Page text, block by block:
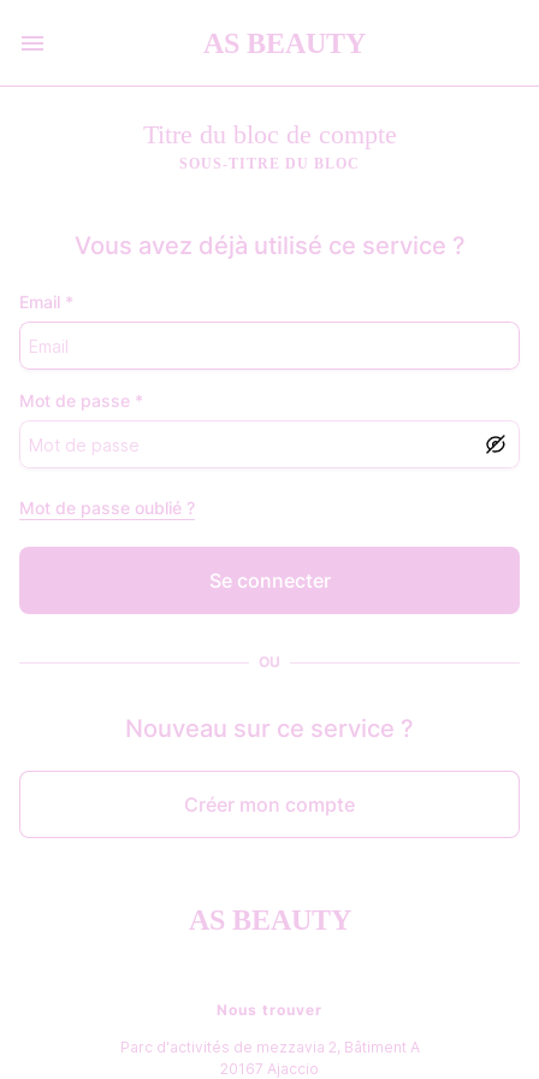
AS BEAUTY
Titre du bloc de compte
SOUS-TITRE DU BLOC
Vous avez déjà utilisé ce service ?
Email *
Mot de passe *
Se connecter
Mot de passe oublié ?
OU
Nouveau sur ce service ?
Créer mon compte
AS BEAUTY
Nous trouver
Parc d'activités de mezzavia 2, Bâtiment A
20167 Ajaccio